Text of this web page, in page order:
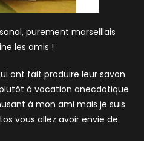
purement marseillais
les amis !
ont fait produire leur savon
à vocation anecdotique
à mon ami mais je suis
vous allez avoir envie de